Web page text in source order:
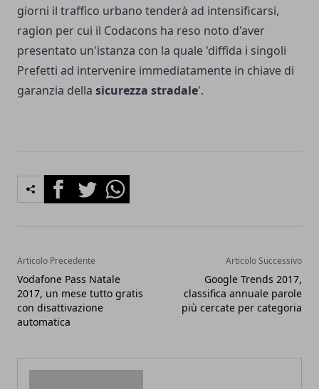
giorni il traffico urbano tenderà ad intensificarsi,
ragion per cui il Codacons ha reso noto d'aver
presentato un'istanza con la quale 'diffida i singoli
Prefetti ad intervenire immediatamente in chiave di
garanzia della sicurezza stradale'.
FacebookTwitterWhatsapp
Articolo Precedente
Vodafone Pass Natale
2017, un mese tutto gratis
con disattivazione
automatica
Articolo Successivo
Google Trends 2017,
classifica annuale parole
più cercate per categoria